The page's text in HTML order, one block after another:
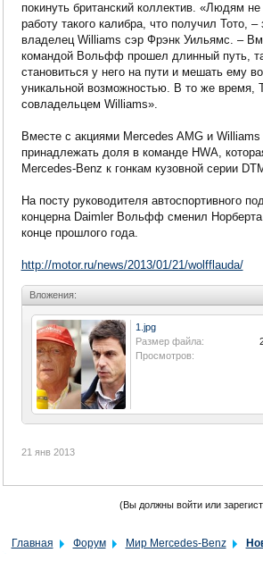
покинуть британский коллектив. «Людям
работу такого калибра, что получил Тото,
владелец Williams сэр Фрэнк Уильямс. –
командой Вольфф прошел длинный путь,
становиться у него на пути и мешать ему
уникальной возможностью. В то же время,
совладельцем Williams».
Вместе с акциями Mercedes AMG и
принадлежать доля в команде HWA,
Mercedes-Benz к гонкам кузовной серии
На посту руководителя автоспортивного
концерна Daimler Вольфф сменил Норберта
конце прошлого года.
http://motor.ru/news/2013/01/21/wolfflauda/
Вложения:
1.jpg
Размер файла:
Просмотров:
21 янв 2013
(Вы должны войти или
Главная Форум Мир Mercedes-Benz